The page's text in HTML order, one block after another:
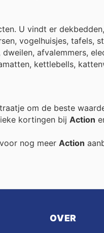
U vindt er
vogelhuisjes, tafels,
afvalemmers,
kettlebells,
om de beste
kortingen bij Action
nog meer Action
OVER